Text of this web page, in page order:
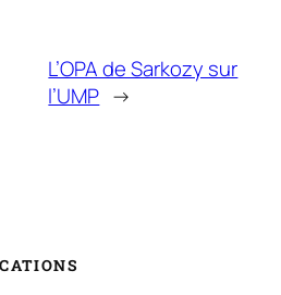
L’OPA de Sarkozy sur
l’UMP →